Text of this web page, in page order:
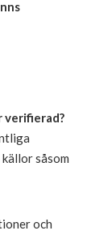
verifierad?
såsom
och